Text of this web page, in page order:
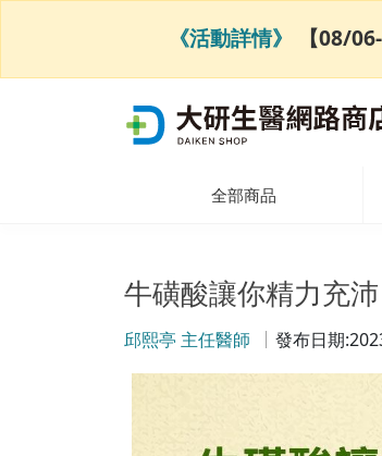
全部商品
牛磺酸讓你精力充
邱熙亭 主任醫師 發布日期
《活動詳情》 【08/